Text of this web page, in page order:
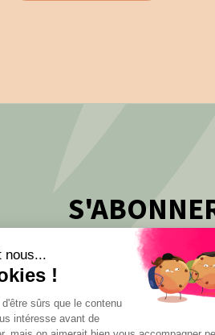
nous...
!
sûrs que le contenu
intéresse avant de